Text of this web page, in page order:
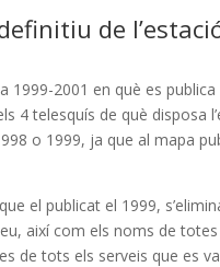
de
1999-2001 en què es
4 telesquís de què disposa
o 1999, ja que al mapa
el publicat el 1999,
així com els noms de
de tots els serveis que es